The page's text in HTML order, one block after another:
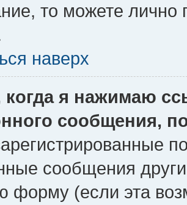
то можете лично
наверх
когда я нажимаю
сообщения,
сообщения
форму (если эта